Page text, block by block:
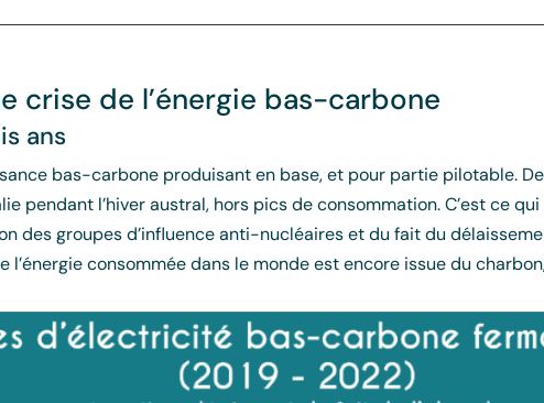
crise de l’énergie bas-carbone
ans
bas-carbone produisant en base, et pour partie pilotable.
pendant l’hiver austral, hors pics de consommation. C’est ce
des groupes d’influence anti-nucléaires et du fait du
l’énergie consommée dans le monde est encore issue du